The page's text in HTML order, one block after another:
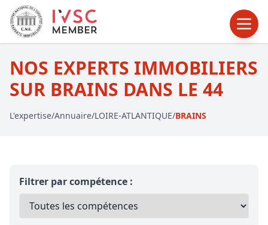
NOS EXPERTS IMMOBILIERS
SUR BRAINS DANS LE 44
L'expertise/Annuaire/LOIRE-ATLANTIQUE/BRAINS
Filtrer par compétence :